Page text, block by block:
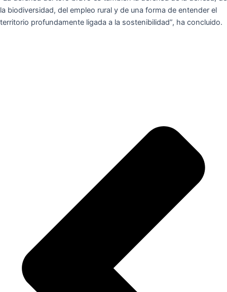
la biodiversidad, del empleo rural y de una forma de entender el
territorio profundamente ligada a la sostenibilidad”, ha concluido.